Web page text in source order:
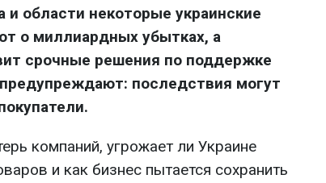
и области некоторые украинские
о миллиардных убытках, а
срочные решения по поддержке
последствия могут
компаний, угрожает ли Украине
и как бизнес пытается сохранить